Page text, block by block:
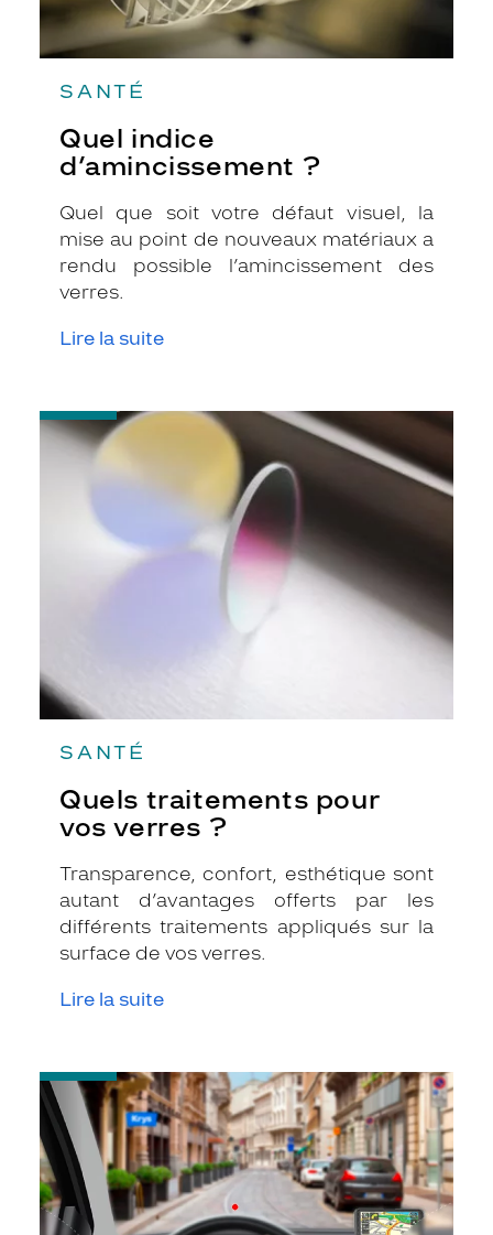
SANTÉ
Quel indice
d’amincissement ?
Quel que soit votre défaut visuel, la
mise au point de nouveaux matériaux a
rendu possible l’amincissement des
verres.
Lire la suite
SANTÉ
Quels traitements pour
vos verres ?
Transparence, confort, esthétique sont
autant d’avantages offerts par les
différents traitements appliqués sur la
surface de vos verres.
Lire la suite
-
Quels
traitements
verres
-
Verres
progressifs